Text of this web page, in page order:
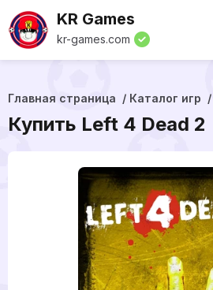
KR Games
kr-games.com
Главная страница Каталог игр
Купить Left 4 Dead 2